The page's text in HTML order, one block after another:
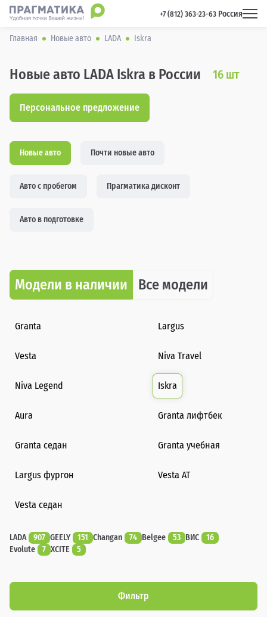
+7 (812) 363-23-63 Россия
Главная Новые авто LADA Iskra
Новые авто LADA Iskra в России 16 шт
Персональное предложение
Новые авто Почти новые авто
Авто с пробегом Прагматика дисконт
Авто в подготовке
Модели в наличии Все модели
Granta Largus
Vesta Niva Travel
Niva Legend Iskra
Aura Granta лифтбек
Granta седан Granta учебная
Largus фургон Vesta AT
Vesta седан
LADA 907 GEELY 151 Changan 74 Belgee 53 ВИС
16
Evolute
7 XCITE 5
Фильтр